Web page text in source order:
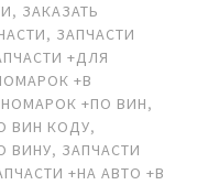
, ЗАКАЗАТЬ
, ЗАПЧАСТИ
+ДЛЯ
+В
+ПО ВИН,
ВИН КОДУ,
ВИНУ, ЗАПЧАСТИ
+НА АВТО +В